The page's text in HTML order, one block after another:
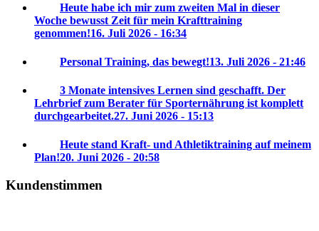
Heute habe ich mir zum zweiten Mal in dieser
Woche bewusst Zeit für mein Krafttraining
genommen!16. Juli 2026 - 16:34
Personal Training, das bewegt!13. Juli 2026 - 21:46
3 Monate intensives Lernen sind geschafft. Der
Lehrbrief zum Berater für Sporternährung ist komplett
durchgearbeitet.27. Juni 2026 - 15:13
Heute stand Kraft- und Athletiktraining auf meinem
Plan!20. Juni 2026 - 20:58
Kundenstimmen